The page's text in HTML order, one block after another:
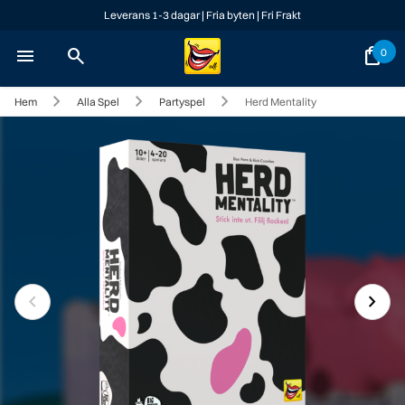
Leverans 1-3 dagar | Fria byten | Fri Frakt
0
shopping_bag
menu search
Hem Alla Spel Partyspel Herd Mentality
chevron_left chevron_right